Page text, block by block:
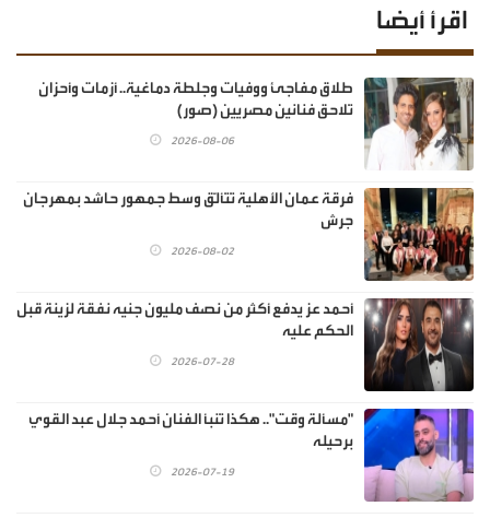
اقرأ أيضا
طلاق مفاجئ ووفيات وجلطة دماغية.. أزمات وأحزان
تلاحق فنانين مصريين (صور)
2026-08-06
فرقة عمان الأهلية تتألّق وسط جمهور حاشد بمهرجان
جرش
2026-08-02
أحمد عز يدفع أكثر من نصف مليون جنيه نفقة لزينة قبل
الحكم عليه
2026-07-28
"مسألة وقت".. هكذا تنبأ الفنان أحمد جلال عبد القوي
برحيله
2026-07-19